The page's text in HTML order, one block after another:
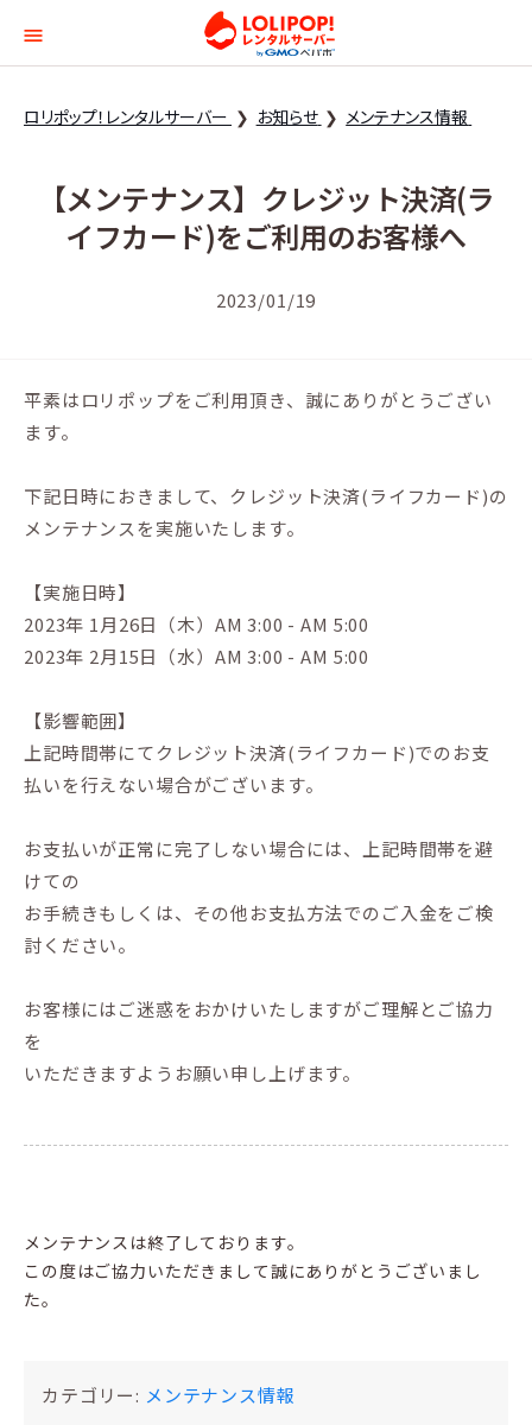
ロリポップ！レンタル
ロリポップ！レンタルサーバー お知らせ メンテナンス情報
【メンテナンス】クレジット決済(ラ
イフカード)をご利用のお客様へ
2023/01/19
平素はロリポップをご利用頂き、誠にありがとうござい
ます。
下記日時におきまして、クレジット決済(ライフカード)の
メンテナンスを実施いたします。
【実施日時】
2023年 1月26日（木）AM 3:00 - AM 5:00
2023年 2月15日（水）AM 3:00 - AM 5:00
【影響範囲】
上記時間帯にてクレジット決済(ライフカード)でのお支
払いを行えない場合がございます。
お支払いが正常に完了しない場合には、上記時間帯を避
けての
お手続きもしくは、その他お支払方法でのご入金をご検
討ください。
お客様にはご迷惑をおかけいたしますがご理解とご協力
を
いただきますようお願い申し上げます。
メンテナンスは終了しております。
この度はご協力いただきまして誠にありがとうございまし
た。
カテゴリー: メンテナンス情報